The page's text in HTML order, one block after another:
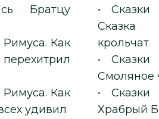
Братцу
Как
Как
удивил
•
Сказка
крольчат
•
Смоляное
•
Храбрый